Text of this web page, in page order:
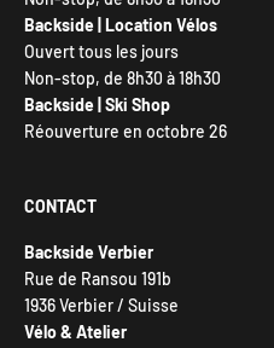
Backside | Location Vélos
Ouvert tous les jours
Non-stop, de 8h30 à 18h30
Backside | Ski Shop
Réouverture en octobre 26
CONTACT
Backside Verbier
Rue de Ransou 191b
1936 Verbier / Suisse
Vélo & Atelier